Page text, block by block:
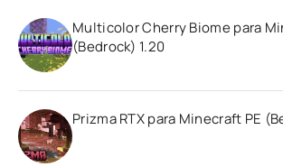
Multicolor Cherry Biome para
(Bedrock) 1.20
Prizma RTX para Minecraft PE